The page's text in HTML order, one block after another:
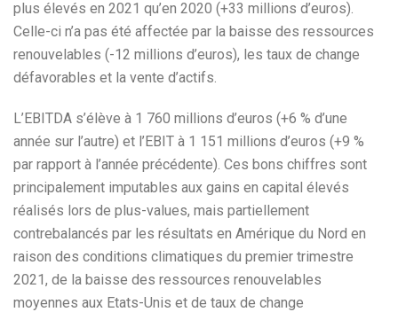
plus élevés en 2021 qu’en 2020 (+33 millions d’euros).
Celle-ci n’a pas été affectée par la baisse des ressources
renouvelables (-12 millions d’euros), les taux de change
défavorables et la vente d’actifs.
L’EBITDA s’élève à 1 760 millions d’euros (+6 % d’une
année sur l’autre) et l’EBIT à 1 151 millions d’euros (+9 %
par rapport à l’année précédente). Ces bons chiffres sont
principalement imputables aux gains en capital élevés
réalisés lors de plus-values, mais partiellement
contrebalancés par les résultats en Amérique du Nord en
raison des conditions climatiques du premier trimestre
2021, de la baisse des ressources renouvelables
moyennes aux Etats-Unis et de taux de change